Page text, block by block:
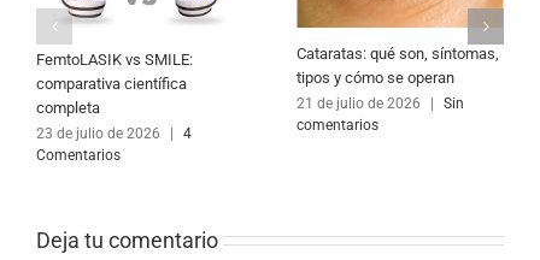
FemtoLASIK vs SMILE:
comparativa científica
completa
23 de julio de 2026 |
4
Comentarios
Cataratas: qué son, síntomas,
tipos y cómo se operan
21 de julio de 2026
Sin
comentarios
Deja tu comentario